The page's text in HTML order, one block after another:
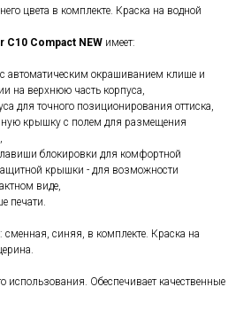
цвета в комплекте. Краска на водной
C10 Compact NEW имеет:
автоматическим окрашиванием клише и
на верхнюю часть корпуса,
для точного позиционирования оттиска,
крышку с полем для размещения
блокировки для комфортной
крышки - для возможности
виде,
печати.
: сменная, синяя, в комплекте. Краска на
использования. Обеспечивает качественные